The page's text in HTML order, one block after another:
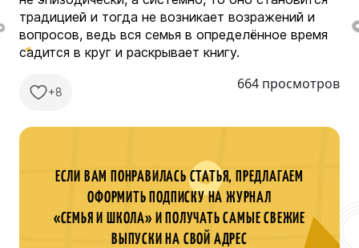
традицией и тогда не возникает возражений и
вопросов, ведь вся семья в определённое время
садится в круг и раскрывает книгу.
+8 664 просмотров
ЕСЛИ ВАМ ПОНРАВИЛАСЬ СТАТЬЯ, ПРЕДЛАГАЕМ
ОФОРМИТЬ ПОДПИСКУ НА ЖУРНАЛ
«СЕМЬЯ И ШКОЛА» И ПОЛУЧАТЬ САМЫЕ СВЕЖИЕ
ВЫПУСКИ НА СВОЙ АДРЕС